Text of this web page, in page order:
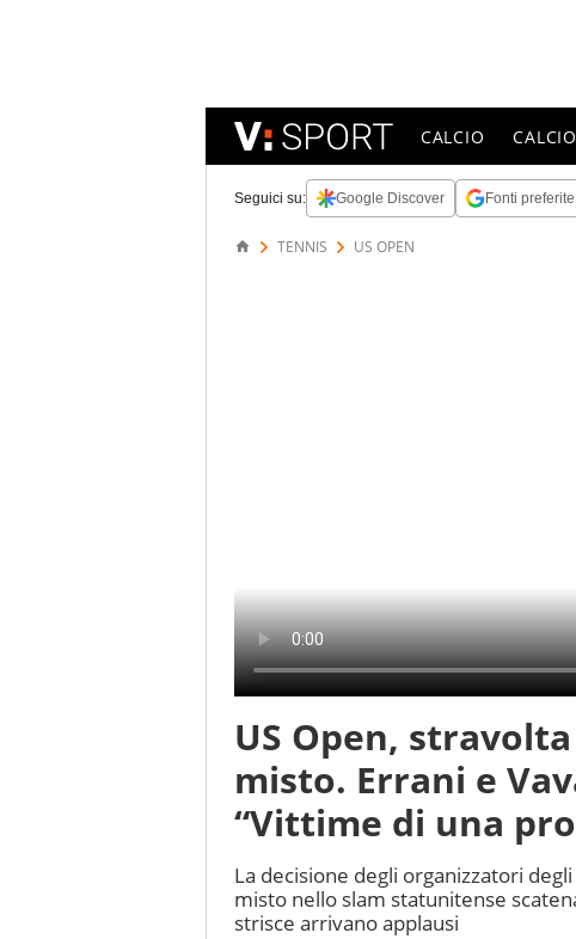
CALCIO
Seguici su: Google Discover Fonti preferite
TENNIS US OPEN
US Open,
misto. Errani e
“Vittime di una
La decisione degli organizzatori
misto nello slam statunitense
strisce arrivano applausi